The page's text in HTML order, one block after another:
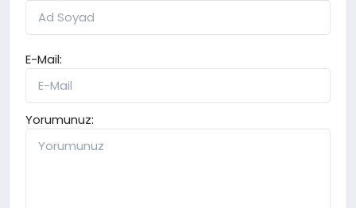
E-Mail:
Yorumunuz: